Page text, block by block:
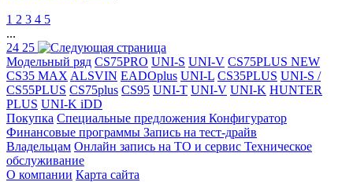
1 2 3 4 5
...
24 25
Модельный ряд CS75PRO UNI-S UNI-V CS75PLUS NEW
CS35 MAX ALSVIN EADOplus UNI-L CS35PLUS UNI-S /
CS55PLUS CS75plus CS95 UNI-T UNI-V UNI-K HUNTER
PLUS UNI-K iDD
Покупка Специальные предложения Конфигуратор
Финансовые программы Запись на тест-драйв
Владельцам Онлайн запись на ТО и сервис Техническое
обслуживание
О компании Карта сайта